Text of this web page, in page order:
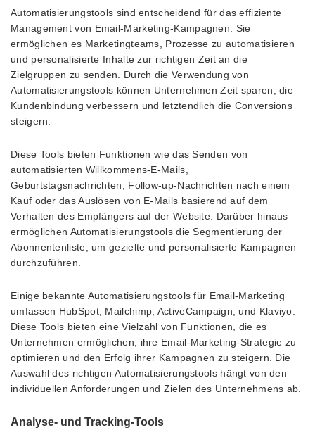
Automatisierungstools sind entscheidend für das effiziente
Management von Email-Marketing-Kampagnen. Sie
ermöglichen es Marketingteams, Prozesse zu automatisieren
und personalisierte Inhalte zur richtigen Zeit an die
Zielgruppen zu senden. Durch die Verwendung von
Automatisierungstools können Unternehmen Zeit sparen, die
Kundenbindung verbessern und letztendlich die Conversions
steigern.
Diese Tools bieten Funktionen wie das Senden von
automatisierten Willkommens-E-Mails,
Geburtstagsnachrichten, Follow-up-Nachrichten nach einem
Kauf oder das Auslösen von E-Mails basierend auf dem
Verhalten des Empfängers auf der Website. Darüber hinaus
ermöglichen Automatisierungstools die Segmentierung der
Abonnentenliste, um gezielte und personalisierte Kampagnen
durchzuführen.
Einige bekannte Automatisierungstools für Email-Marketing
umfassen HubSpot, Mailchimp, ActiveCampaign, und Klaviyo.
Diese Tools bieten eine Vielzahl von Funktionen, die es
Unternehmen ermöglichen, ihre Email-Marketing-Strategie zu
optimieren und den Erfolg ihrer Kampagnen zu steigern. Die
Auswahl des richtigen Automatisierungstools hängt von den
individuellen Anforderungen und Zielen des Unternehmens ab.
Analyse- und Tracking-Tools